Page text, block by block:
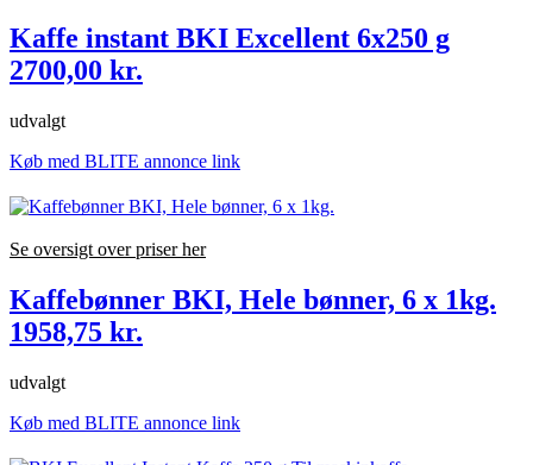
Kaffe instant BKI Excellent 6x250 g
2700,00 kr.
udvalgt
Køb med BLITE annonce link
Se oversigt over priser her
Kaffebønner BKI, Hele bønner, 6 x 1kg.
1958,75 kr.
udvalgt
Køb med BLITE annonce link